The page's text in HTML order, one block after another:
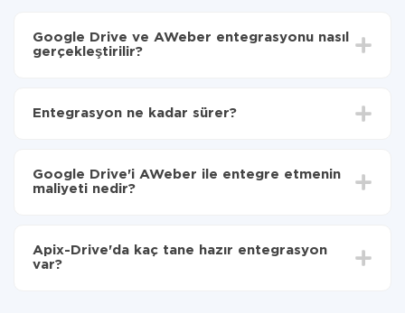
Google Drive ve AWeber entegrasyonu nasıl
gerçekleştirilir?
aktarılacağını seçin
AWeber'ye aktarılacaktır.
Entegrasyon ne kadar sürer?
olarak, 10-15 dakika sürer.
Google Drive'i AWeber ile entegre etmenin
maliyeti nedir?
Hizmetimiz aracılığıyla yalnızca bir sisteminizden
diğerine aktarılan veri miktarı için ödeme yaparsınız.
Apix-Drive'da kaç tane hazır entegrasyon
var?